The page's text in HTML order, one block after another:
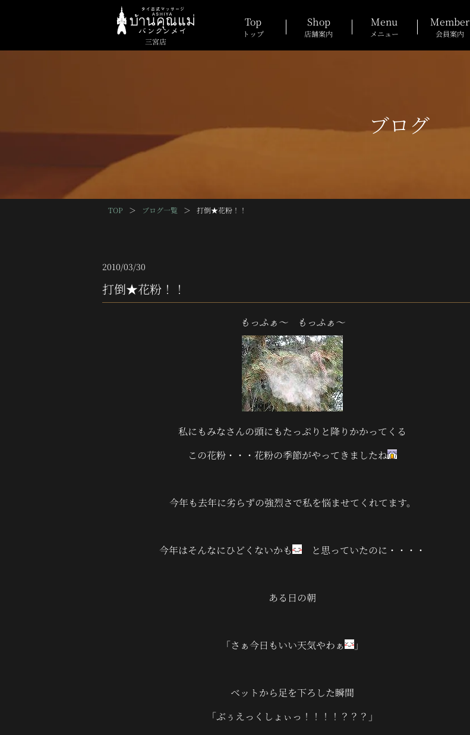
三宮店
Top
トップ
Shop
店舗案内
Menu
メニュー
Member
会員案内
ブログ
TOP ＞ ブログ一覧 ＞ 打倒★花粉！！
2010/03/30
打倒★花粉！！
もっふぁ～ もっふぁ～
私にもみなさんの頭にもたっぷりと降りかかってくる
この花粉・・・花粉の季節がやってきましたね
今年も去年に劣らずの強烈さで私を悩ませてくれてます。
今年はそんなにひどくないかも と思っていたのに・・・・
ある日の朝
「さぁ今日もいい天気やわぁ 」
ベットから足を下ろした瞬間
「ぶぅえっくしょぃっ！！！！？？？」